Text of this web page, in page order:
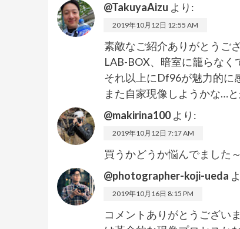
@TakuyaAizu より:
2019年10月12日 12:55 AM
素敵なご紹介ありがとうご
LAB-BOX、暗室に籠らなく
それ以上にDf96が魅力的に
また自家現像しようかな…
@makirina100 より:
2019年10月12日 7:17 AM
買うかどうか悩んでました
@photographer-koji-ueda
2019年10月16日 8:15 PM
コメントありがとうござい